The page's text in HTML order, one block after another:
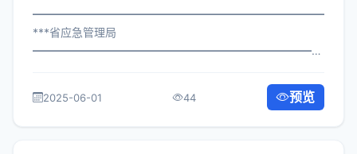
***省应急管理局
直属机构： 为深入贯彻落实习近平...
2025-06-01 44 预览